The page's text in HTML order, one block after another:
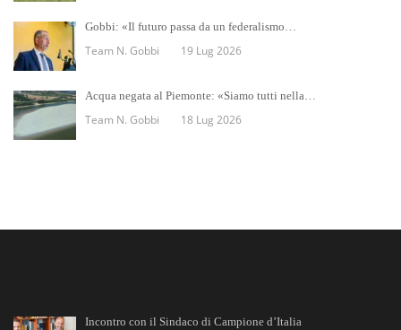
Gobbi: «Il futuro passa da un federalismo…
Team N. Gobbi 19 Lug 2026
Acqua negata al Piemonte: «Siamo tutti nella…
Team N. Gobbi 18 Lug 2026
Incontro con il Sindaco di Campione d’Italia